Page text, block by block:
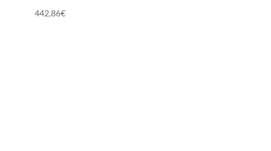
442,86€